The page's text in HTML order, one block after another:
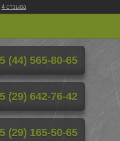
4 отзыва
(44) 565-80-65
(29) 642-76-42
(29) 165-50-65